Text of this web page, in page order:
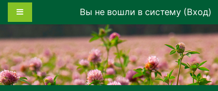
Перейти к основному содержанию
Вы не вошли в систему (Вход)